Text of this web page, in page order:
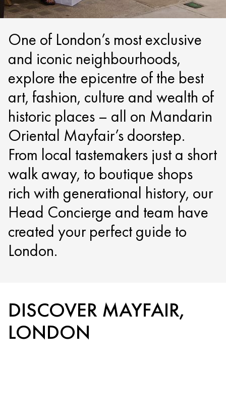
One of London’s most exclusive
and iconic neighbourhoods,
explore the epicentre of the best
art, fashion, culture and wealth of
historic places – all on Mandarin
Oriental Mayfair’s doorstep.
From local tastemakers just a short
walk away, to boutique shops
rich with generational history, our
Head Concierge and team have
created your perfect guide to
London.
DISCOVER MAYFAIR,
LONDON